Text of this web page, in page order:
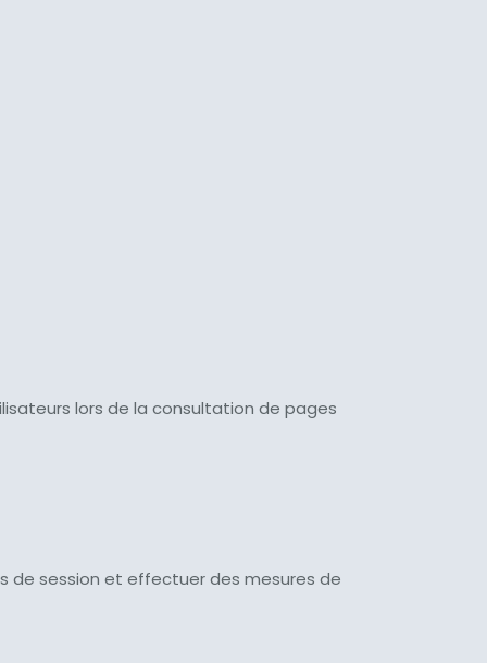
lors de la consultation de pages
de session et effectuer des mesures de